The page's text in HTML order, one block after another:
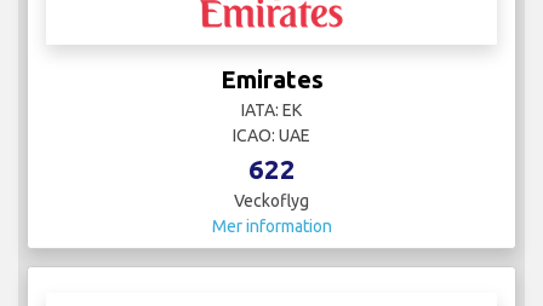
Emirates
IATA: EK
ICAO: UAE
622
Veckoflyg
Mer information